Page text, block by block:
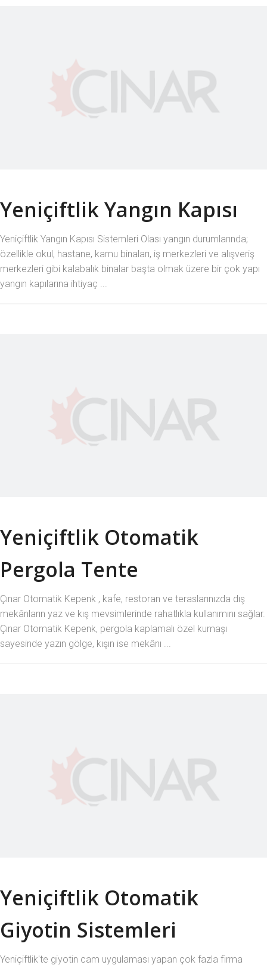
Yeniçiftlik Yangın Kapısı
Yeniçiftlik Yangın Kapısı Sistemleri Olası yangın durumlarında;
özellikle okul, hastane, kamu binaları, iş merkezleri ve alışveriş
merkezleri gibi kalabalık binalar başta olmak üzere bir çok yapı
yangın kapılarına ihtiyaç ...
Yeniçiftlik Otomatik
Pergola Tente
Çınar Otomatik Kepenk , kafe, restoran ve teraslarınızda dış
mekânların yaz ve kış mevsimlerinde rahatlıkla kullanımını sağlar.
Çınar Otomatik Kepenk, pergola kaplamalı özel kumaşı
sayesinde yazın gölge, kışın ise mekânı ...
Yeniçiftlik Otomatik
Giyotin Sistemleri
Yeniçiftlik'te giyotin cam uygulaması yapan çok fazla firma